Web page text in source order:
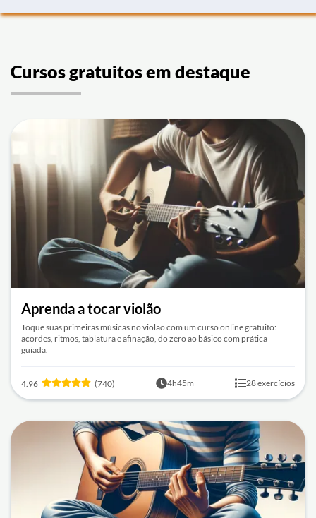
Cursos gratuitos em destaque
Aprenda a tocar violão
Toque suas primeiras músicas no violão com um curso online gratuito:
acordes, ritmos, tablatura e afinação, do zero ao básico com prática
guiada.
4.96 (740) 4h45m 28 exercícios